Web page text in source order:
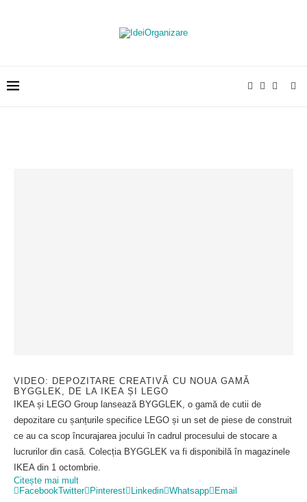
VIDEO: DEPOZITARE CREATIVĂ CU NOUA GAMĂ
BYGGLEK, DE LA IKEA ȘI LEGO
IKEA și LEGO Group lansează BYGGLEK, o gamă de cutii de
depozitare cu șanțurile specifice LEGO și un set de piese de construit
ce au ca scop încurajarea jocului în cadrul procesului de stocare a
lucrurilor din casă. Colecția BYGGLEK va fi disponibilă în magazinele
IKEA din 1 octombrie.
Citește mai mult
FacebookTwitter Pinterest Linkedin Whatsapp Email